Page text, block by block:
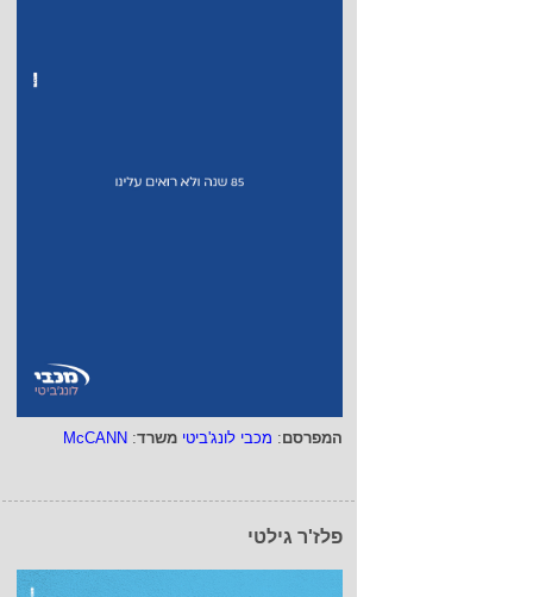
המפרסם: מכבי לונג'ביטי משרד:
McCANN
פלז'ר גילטי